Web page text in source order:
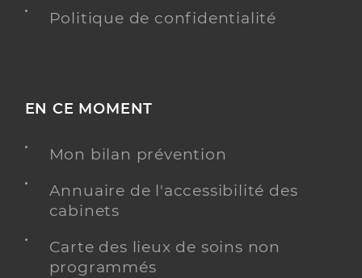
Politique de confidentialité
EN CE MOMENT
Mon bilan prévention
Annuaire de l'accessibilité des
cabinets
Carte des lieux de soins non
programmés